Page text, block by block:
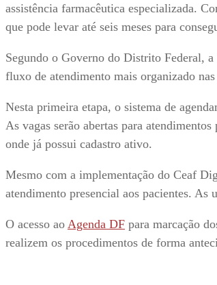
assistência farmacêutica especializada.
que pode levar até seis meses para
Segundo o Governo do Distrito Federal,
fluxo de atendimento mais organizado
Nesta primeira etapa, o sistema de
As vagas serão abertas para
onde já possui cadastro ativo.
Mesmo com a implementação do Ceaf
atendimento presencial aos pacientes. As
O acesso ao Agenda DF para marcação
realizem os procedimentos de forma